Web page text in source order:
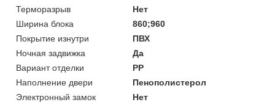
Терморазрыв
Нет
Ширина блока
860;960
Покрытие изнутри
ПВХ
Ночная задвижка
Да
Вариант отделки
PP
Наполнение двери
Пенополистерол
Электронный замок
Нет